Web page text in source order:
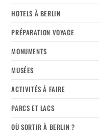
HOTELS À BERLIN
PRÉPARATION VOYAGE
MONUMENTS
MUSÉES
ACTIVITÉS À FAIRE
PARCS ET LACS
OÙ SORTIR À BERLIN ?